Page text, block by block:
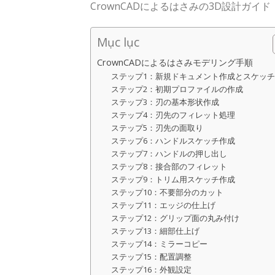
CrownCADによるはさみの3D設計ガイド
Mục lục
CrownCADによるはさみモデリング手順
ステップ1：新規ドキュメント作成とスケッ
ステップ2：初期プロファイルの作成
ステップ3：刃の基本形状作成
ステップ4：刃先のフィレット処理
ステップ5：刃先の面取り
ステップ6：ハンドルスケッチ作成
ステップ7：ハンドルの押し出し
ステップ8：接合部のフィレット
ステップ9：トリム用スケッチ作成
ステップ10：不要部分のカット
ステップ11：エッジの仕上げ
ステップ12：グリップ面の丸み付け
ステップ13：細部仕上げ
ステップ14：ミラーコピー
ステップ15：配置調整
ステップ16：外観設定